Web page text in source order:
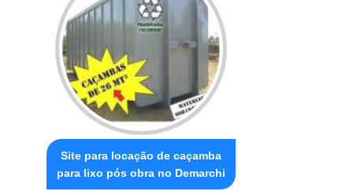
Site para locação de caçamba
para lixo pós obra no Demarchi